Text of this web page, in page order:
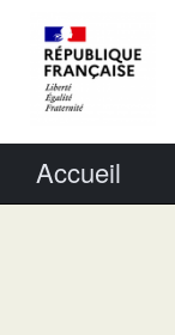
Accueil